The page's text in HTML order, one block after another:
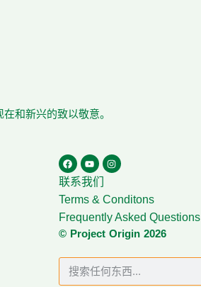
和新兴的致以敬意。
联系我们
Terms & Conditons
Frequently Asked Questions
© Project Origin 2026